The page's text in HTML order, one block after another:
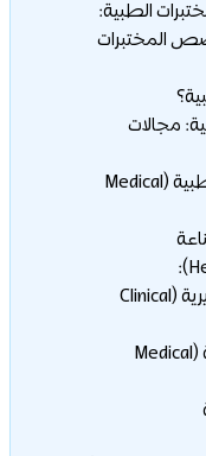
المختبرات
مجالات
1- علم الأحياء الدقيقة الطبية (Medical
3- الكيمياء الحيوية السريرية (Clinical
4- علم الطفيليات الطبية (Medical